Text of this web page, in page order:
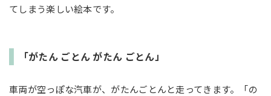
てしまう楽しい絵本です。
「がたん ごとん がたん ごとん」
車両が空っぽな汽車が、がたんごとんと走ってきます。「の